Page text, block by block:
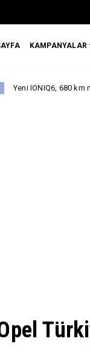
KAMPANYALAR
680 km menzil